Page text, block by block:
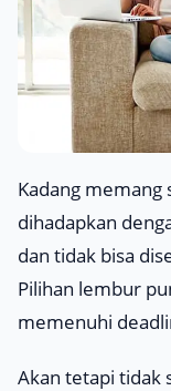
Kadang memang
dihadapkan
dan tidak bisa
Pilihan lembur
memenuhi
Akan tetapi tidak